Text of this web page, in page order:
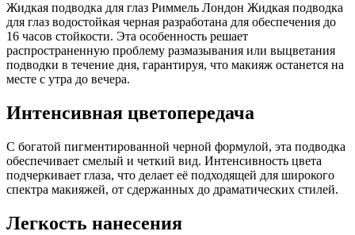
Жидкая подводка для глаз Риммель Лондон Жидкая подводка
для глаз водостойкая черная разработана для обеспечения до
16 часов стойкости. Эта особенность решает
распространенную проблему размазывания или выцветания
подводки в течение дня, гарантируя, что макияж останется на
месте с утра до вечера.
Интенсивная цветопередача
С богатой пигментированной черной формулой, эта подводка
обеспечивает смелый и четкий вид. Интенсивность цвета
подчеркивает глаза, что делает её подходящей для широкого
спектра макияжей, от сдержанных до драматических стилей.
Легкость нанесения